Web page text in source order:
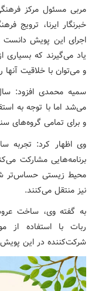
مربی مسئول مرکز
خبرنگار ایرنا،
اجرای این پویش دانست
یاد می‌گیرند که بسیاری
و می‌توان با خلاقیت آنها
سمیه محمدی افزود:
می‌شد اما با توجه به
و برای تمامی گروه‌های
وی اظهار کرد: تجربه
برنامه‌هایی مشارکت
محیط زیستی حساس‌تر
نیز منتقل می‌کنند.
به گفته وی، ساخت
ربات با استفاده از
شرکت‌کننده در این